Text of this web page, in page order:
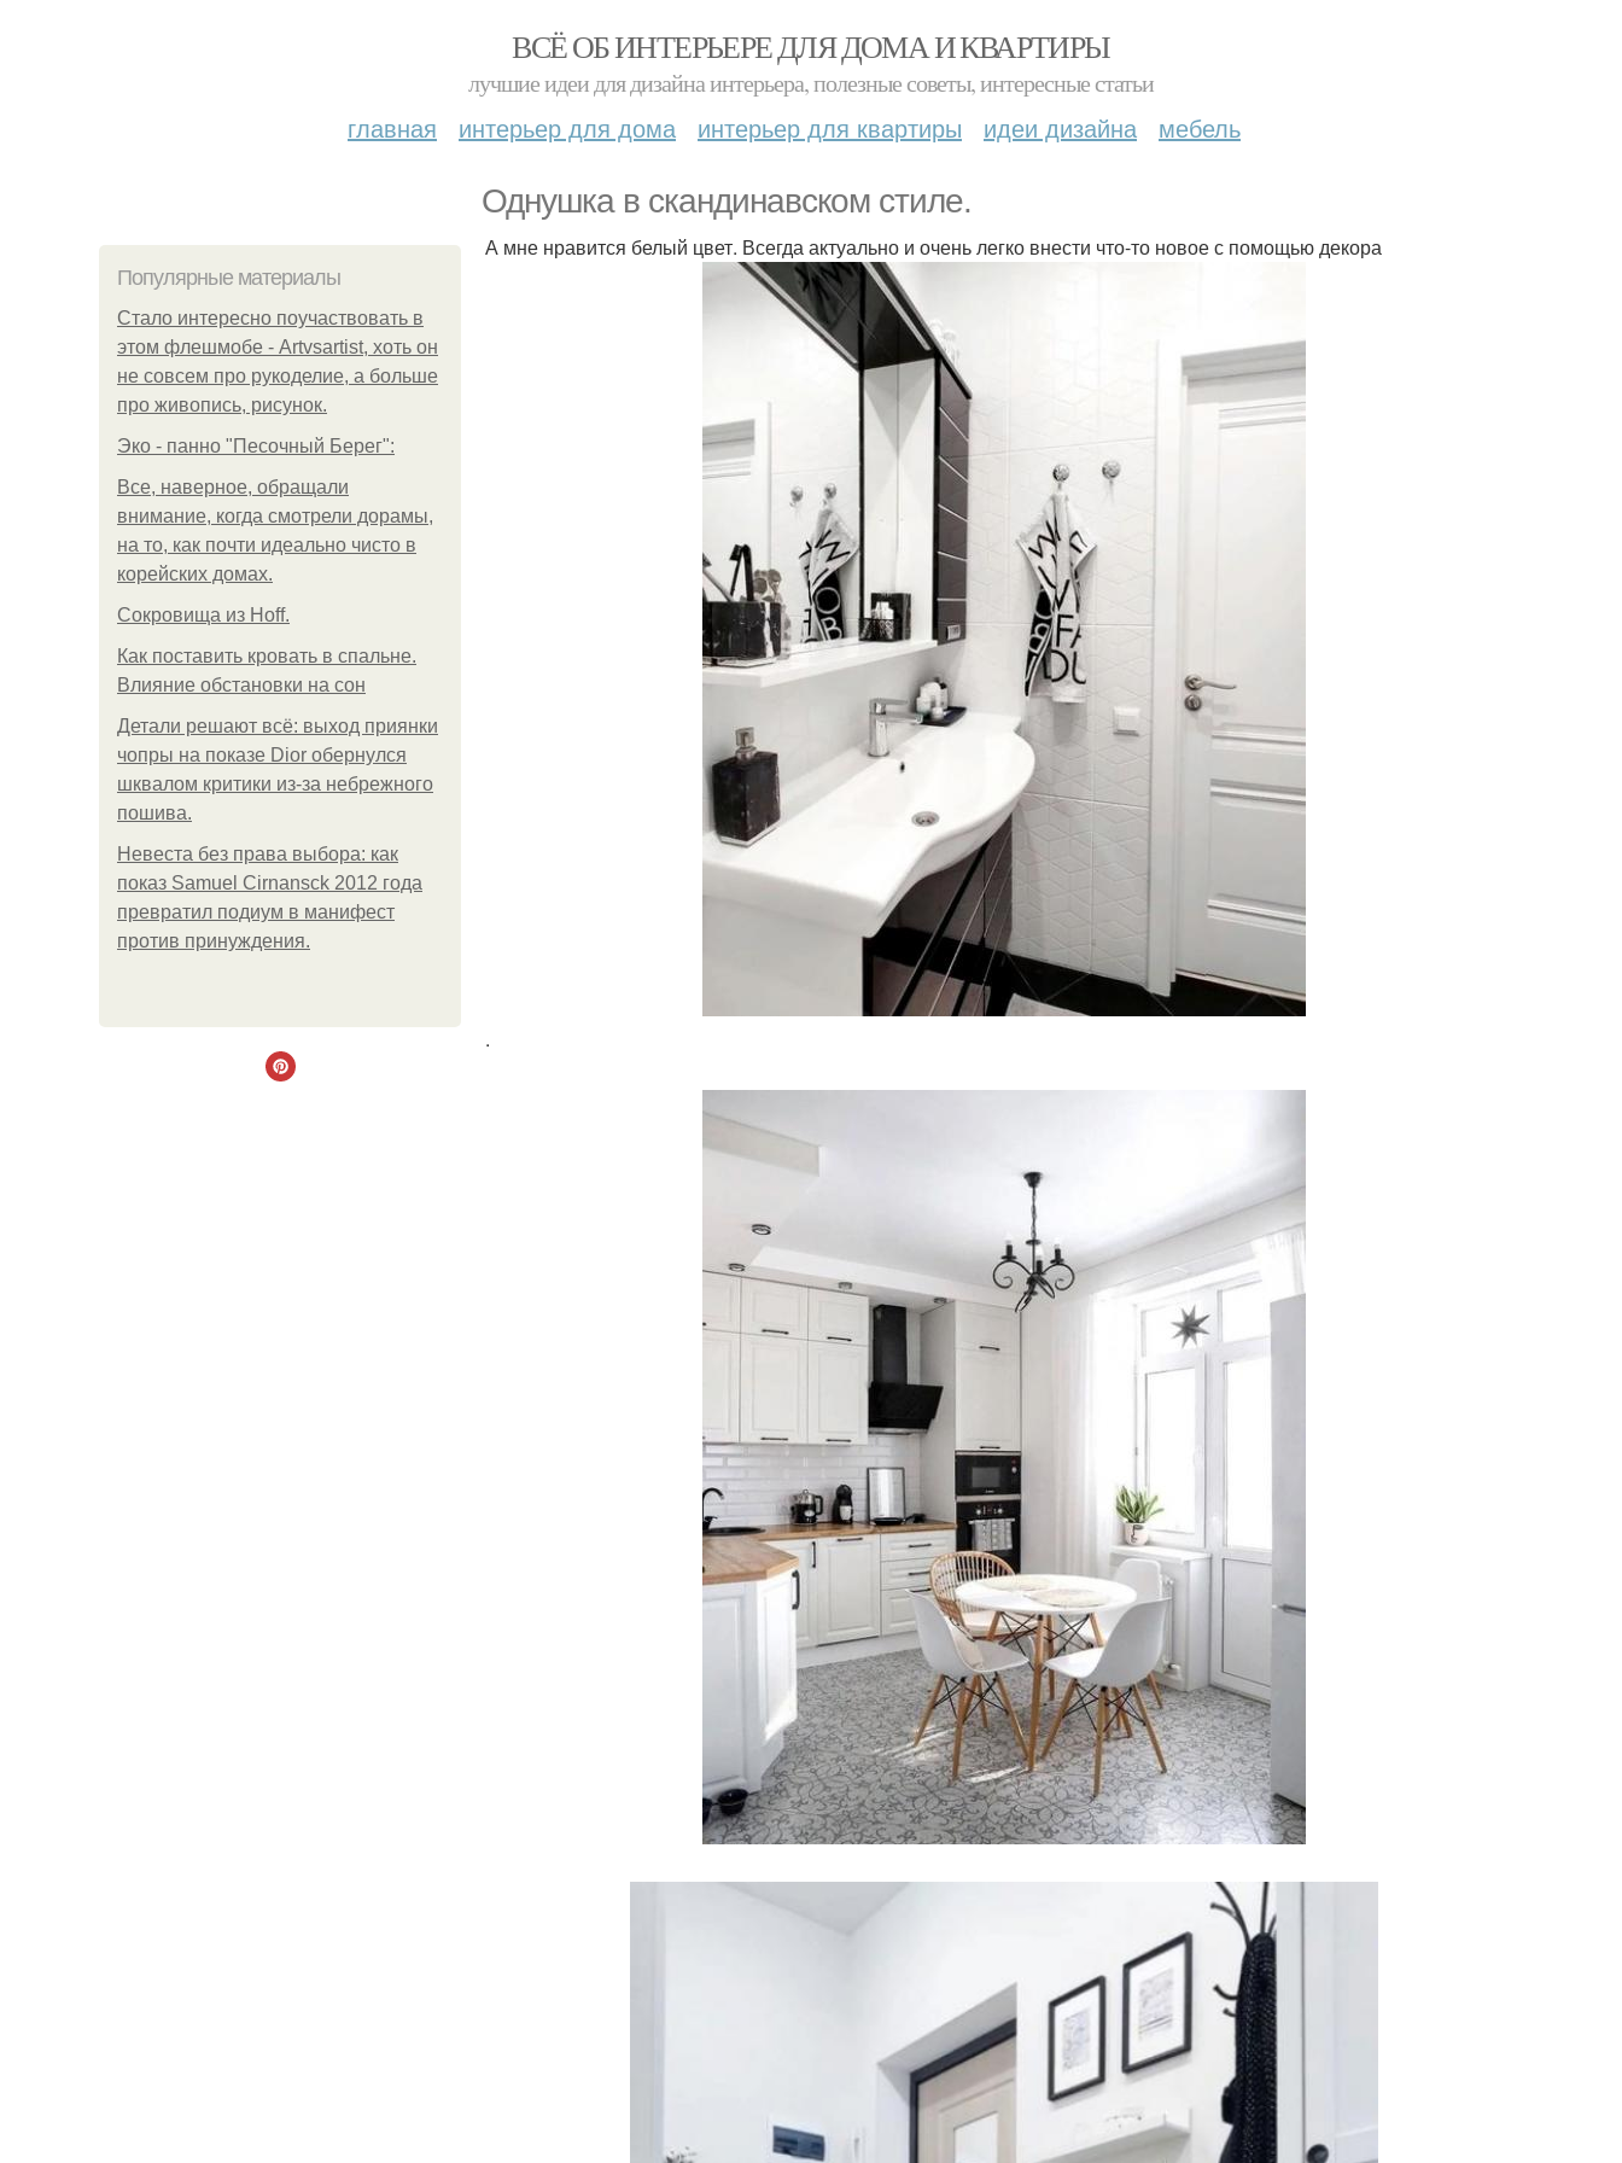
ВСЁ ОБ ИНТЕРЬЕРЕ ДЛЯ ДОМА И КВАРТИРЫ
лучшие идеи для дизайна интерьера, полезные советы, интересные статьи
главная интерьер для дома интерьер для квартиры идеи дизайна мебель
Однушка в скандинавском стиле.
Популярные материалы
Стало интересно поучаствовать в
этом флешмобе - Artvsartist, хоть он
не совсем про рукоделие, а больше
про живопись, рисунок.
Эко - панно "Песочный Берег":
Все, наверное, обращали
внимание, когда смотрели дорамы,
на то, как почти идеально чисто в
корейских домах.
Сокровища из Hoff.
Как поставить кровать в спальне.
Влияние обстановки на сон
Детали решают всё: выход приянки
чопры на показе Dior обернулся
шквалом критики из-за небрежного
пошива.
Невеста без права выбора: как
показ Samuel Cirnansck 2012 года
превратил подиум в манифест
против принуждения.
А мне нравится белый цвет. Всегда актуально и очень легко внести что-то новое с помощью декора
.